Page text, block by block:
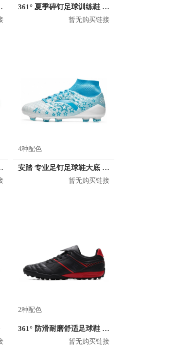
AG 361° 夏季碎钉足球训练鞋 571535508K
暂无购买链接
4种配色
安踏 专业足钉足球鞋大底 FG91822200
暂无购买链接
2种配色
361° 防滑耐磨舒适足球鞋 672037902
暂无购买链接